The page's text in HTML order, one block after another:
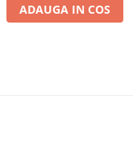
ADAUGA IN COS